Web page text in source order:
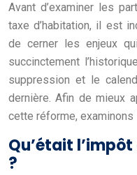
Avant d’examiner les
taxe d’habitation, il est
de cerner les enjeux
succinctement
suppression et le
dernière. Afin de mieux
cette réforme, examinons
Qu’était
?